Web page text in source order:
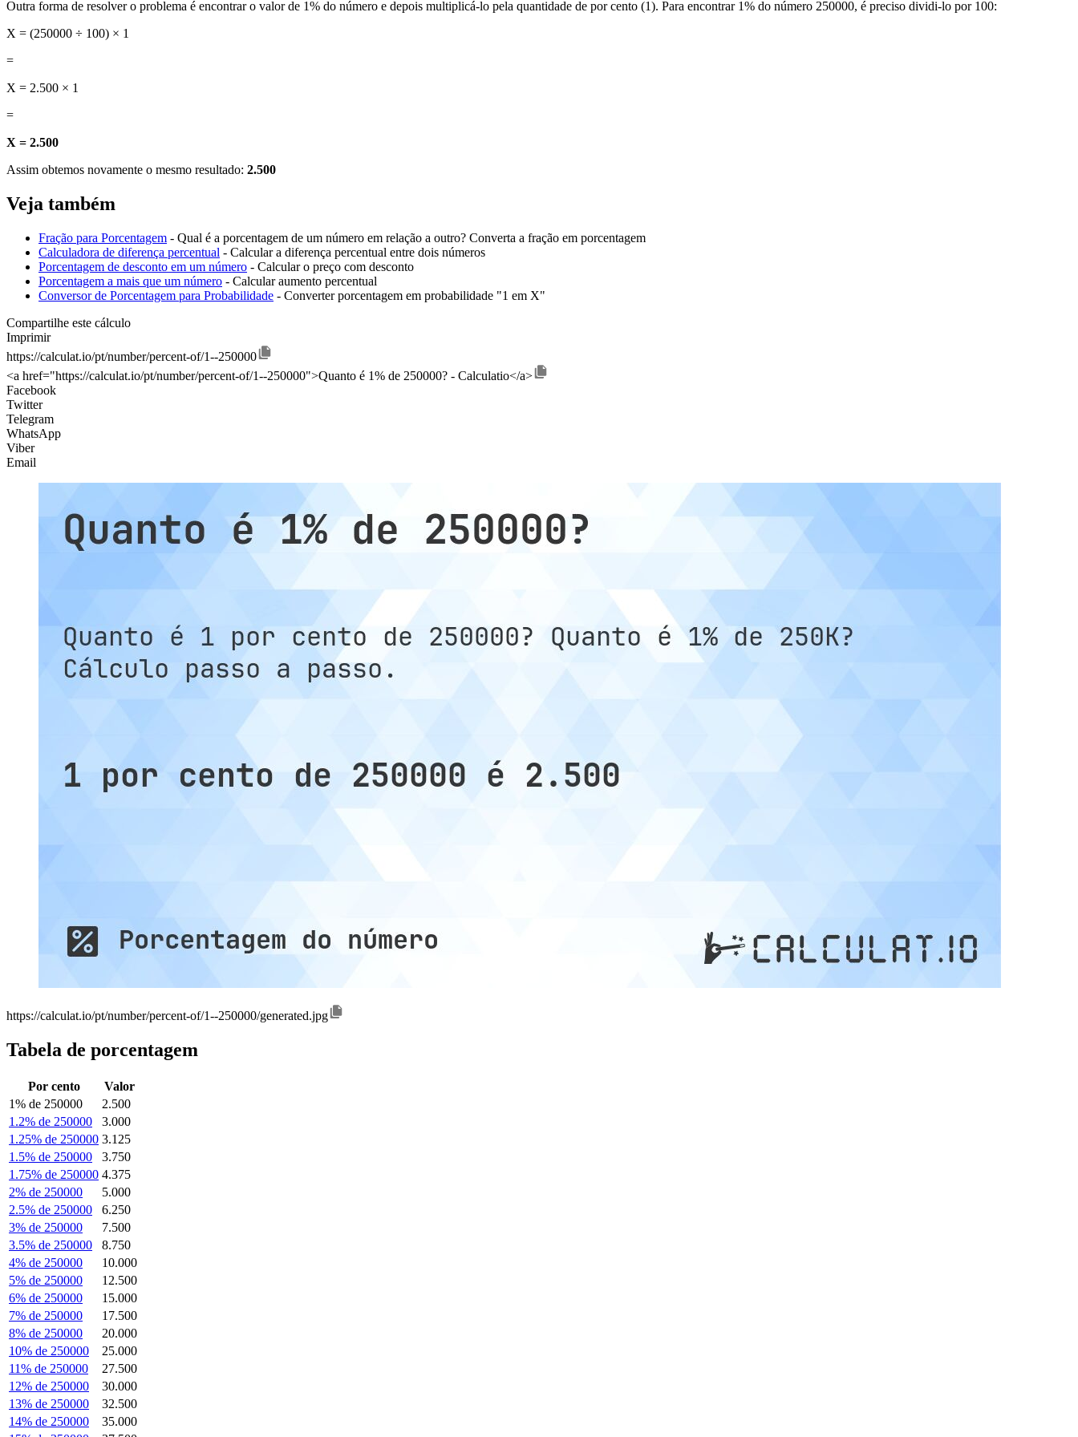
Outra forma de resolver o problema é encontrar o valor de 1% do número e depois multiplicá-lo pela quantidade de por cento (1). Para encontrar 1% do número 250000, é preciso dividi-lo por 100:
X = (250000 ÷ 100) × 1
=
X = 2.500 × 1
=
X = 2.500
Assim obtemos novamente o mesmo resultado: 2.500
Veja também
Fração para Porcentagem - Qual é a porcentagem de um número em relação a outro? Converta a fração em porcentagem
Calculadora de diferença percentual - Calcular a diferença percentual entre dois números
Porcentagem de desconto em um número - Calcular o preço com desconto
Porcentagem a mais que um número - Calcular aumento percentual
Conversor de Porcentagem para Probabilidade - Converter porcentagem em probabilidade "1 em X"
Compartilhe este cálculo
Imprimir
https://calculat.io/pt/number/percent-of/1--250000
<a href="https://calculat.io/pt/number/percent-of/1--250000">Quanto é 1% de 250000? - Calculatio</a>
Facebook
Twitter
Telegram
WhatsApp
Viber
Email
https://calculat.io/pt/number/percent-of/1--250000/generated.jpg
Tabela de porcentagem
Por cento
Valor
1% de 250000
2.500
1.2% de 250000
3.000
1.25% de 250000 3.125
1.5% de 250000
3.750
1.75% de 250000 4.375
2% de 250000
5.000
2.5% de 250000
6.250
3% de 250000
7.500
3.5% de 250000
8.750
4% de 250000
10.000
5% de 250000
12.500
6% de 250000
15.000
7% de 250000
17.500
8% de 250000
20.000
10% de 250000
25.000
11% de 250000
27.500
12% de 250000
30.000
13% de 250000
32.500
14% de 250000
35.000